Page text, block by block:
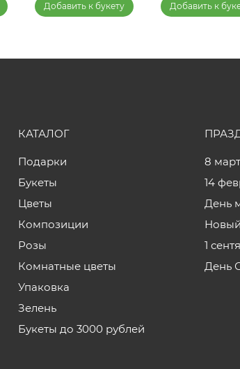
Добавить к букету Добавить к
КАТАЛОГ
Подарки
Букеты
Цветы
Композиции
Розы
Комнатные цветы
Упаковка
Зелень
Букеты до 3000 рублей
8
14
День
1
День